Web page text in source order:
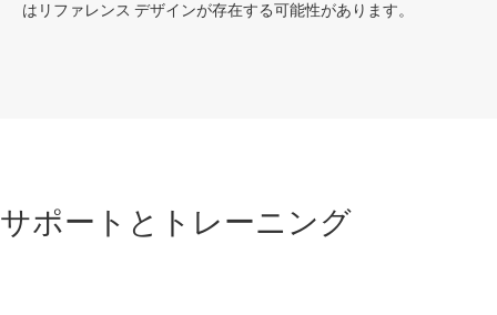
はリファレンス デザインが存在する可能性があります。
サポートとトレーニング